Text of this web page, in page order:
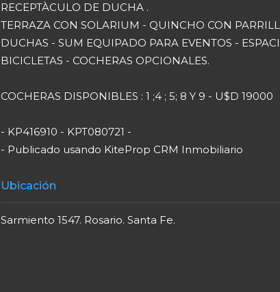
RECEPTÀCULO DE DUCHA .
TERRAZA CON SOLARIUM - QUINCHO CON
DUCHAS - SUM EQUIPADO PARA EVENTOS -
BICICLETAS - COCHERAS OPCIONALES.
COCHERAS DISPONIBLES : 1 ;4 ; 5; 8 Y 9 - U$D 19000
- KP416910 - KPT080721 -
- Publicado usando KiteProp CRM Inmobiliario
Ubicación
Sarmiento 1547. Rosario. Santa Fe.